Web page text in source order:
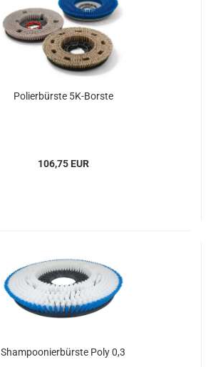
Polierbürste 5K-Borste
106,75 EUR
Shampoonierbürste Poly 0,3